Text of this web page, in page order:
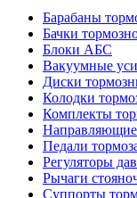
Барабаны
Бачки
Блоки АБС
Вакуумные
Диски
Колодки
Комплекты
Направляющие
Педали
Регуляторы
Рычаги
Суппорты